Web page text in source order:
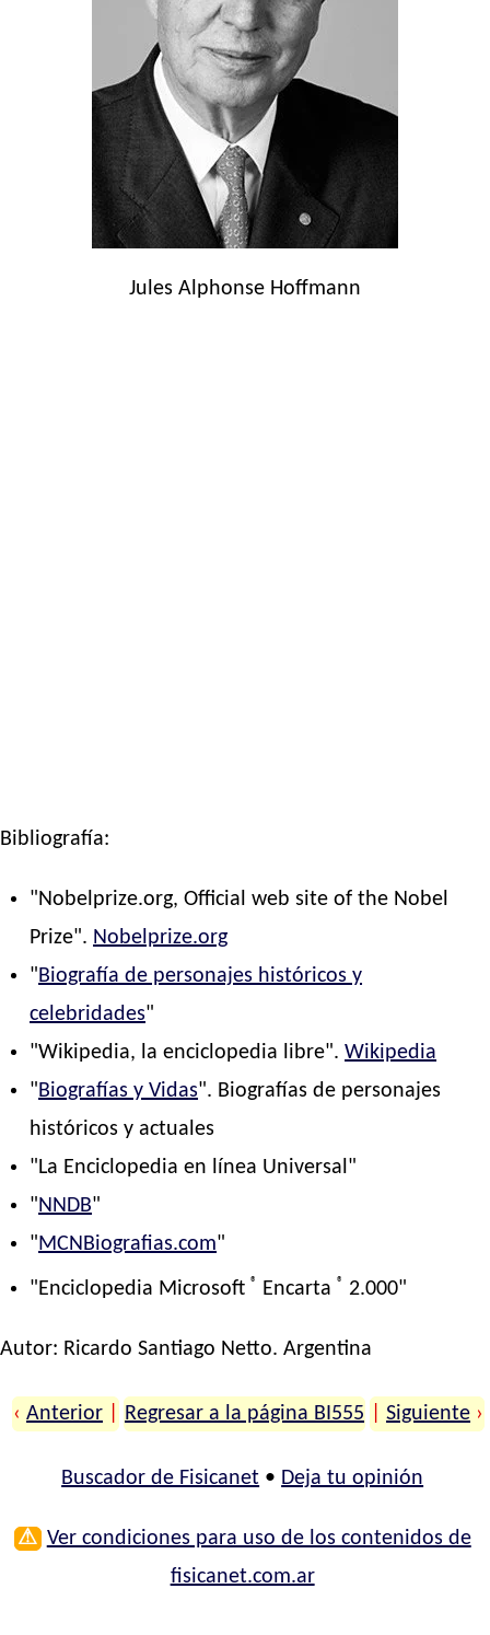
Jules Alphonse Hoffmann
Bibliografía:
"Nobelprize.org, Official web site of the Nobel
Prize". Nobelprize.org
"Biografía de personajes históricos y
celebridades"
"Wikipedia, la enciclopedia libre".Wikipedia
"Biografías y Vidas". Biografías de personajes
históricos y actuales
"La Enciclopedia en línea Universal"
"NNDB"
"MCNBiografias.com"
"Enciclopedia Microsoft ® Encarta ® 2.000"
Autor: Ricardo Santiago Netto. Argentina
‹ Anterior Regresar a la página BI555 Siguiente ›
Buscador de Fisicanet • Deja tu opinión
⚠ Ver condiciones para uso de los contenidos de
fisicanet.com.ar